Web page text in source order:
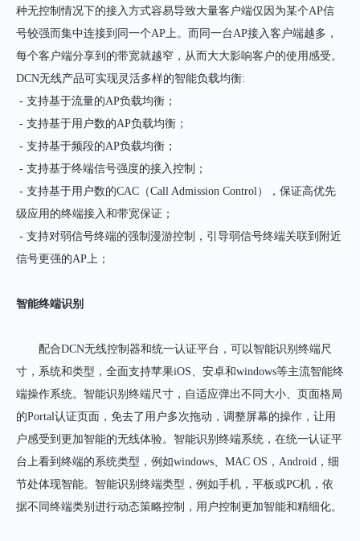
种无控制情况下的接入方式容易导致大量客户端仅因为某个AP信
号较强而集中连接到同一个AP上。而同一台AP接入客户端越多，
每个客户端分享到的带宽就越窄，从而大大影响客户的使用感受。
DCN无线产品可实现灵活多样的智能负载均衡:
- 支持基于流量的AP负载均衡；
- 支持基于用户数的AP负载均衡；
- 支持基于频段的AP负载均衡；
- 支持基于终端信号强度的接入控制；
- 支持基于用户数的CAC（Call Admission Control），保证高优先
级应用的终端接入和带宽保证；
- 支持对弱信号终端的强制漫游控制，引导弱信号终端关联到附近
信号更强的AP上；
智能终端识别
配合DCN无线控制器和统一认证平台，可以智能识别终端尺
寸，系统和类型，全面支持苹果iOS、安卓和windows等主流智能终
端操作系统。智能识别终端尺寸，自适应弹出不同大小、页面格局
的Portal认证页面，免去了用户多次拖动，调整屏幕的操作，让用
户感受到更加智能的无线体验。智能识别终端系统，在统一认证平
台上看到终端的系统类型，例如windows、MAC OS，Android，细
节处体现智能。智能识别终端类型，例如手机，平板或PC机，依
据不同终端类别进行动态策略控制，用户控制更加智能和精细化。